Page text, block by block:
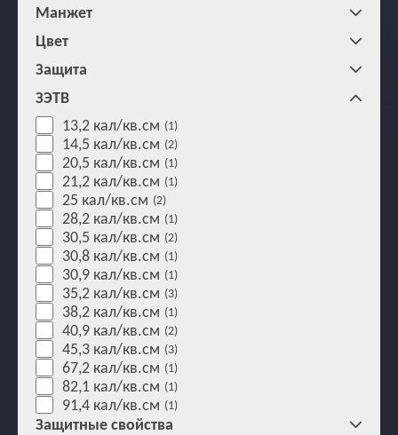
Манжет
Цвет
Защита
ЗЭТВ
13,2 кал/кв.см (1)
14,5 кал/кв.см (2)
20,5 кал/кв.см (1)
21,2 кал/кв.см (1)
25 кал/кв.см (2)
28,2 кал/кв.см (1)
30,5 кал/кв.см (2)
30,8 кал/кв.см (1)
30,9 кал/кв.см (1)
35,2 кал/кв.см (3)
38,2 кал/кв.см (1)
40,9 кал/кв.см (2)
45,3 кал/кв.см (3)
67,2 кал/кв.см (1)
82,1 кал/кв.см (1)
91,4 кал/кв.см (1)
Защитные свойства